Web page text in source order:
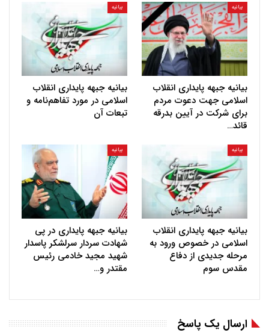
بیانیه
بیانیه جبهه پایداری انقلاب
اسلامی جهت دعوت مردم
برای شرکت در آیین بدرقه
قائد…
بیانیه
بیانیه جبهه پایداری انقلاب
اسلامی در مورد تفاهم‌نامه و
تبعات آن
بیانیه
بیانیه جبهه پایداری انقلاب
اسلامی در خصوص ورود به
مرحله جدیدی از دفاع
مقدس سوم
بیانیه
بیانیه جبهه پایداری در پی
شهادت سردار سرلشکر پاسدار
شهید مجید خادمی رئیس
مقتدر و…
ارسال یک پاسخ